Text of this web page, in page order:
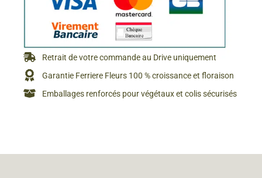
Retrait de votre commande au Drive uniquement
Garantie Ferriere Fleurs 100 % croissance et floraison
Emballages renforcés pour végétaux et colis sécurisés